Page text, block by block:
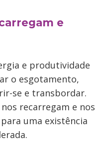
e
e produtividade
o esgotamento,
se e transbordar.
recarregam e nos
uma existência